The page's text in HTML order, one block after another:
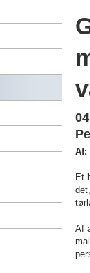
Af:
Et
Af